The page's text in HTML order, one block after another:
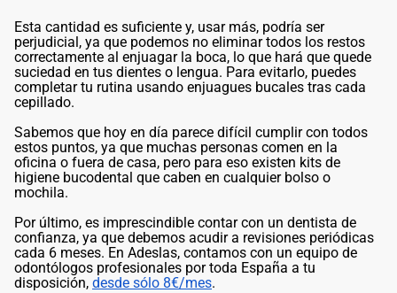
Esta cantidad es suficiente y, usar más, podría ser
perjudicial, ya que podemos no eliminar todos los restos
correctamente al enjuagar la boca, lo que hará que quede
suciedad en tus dientes o lengua. Para evitarlo, puedes
completar tu rutina usando enjuagues bucales tras cada
cepillado.
Sabemos que hoy en día parece difícil cumplir con todos
estos puntos, ya que muchas personas comen en la
oficina o fuera de casa, pero para eso existen kits de
higiene bucodental que caben en cualquier bolso o
mochila.
Por último, es imprescindible contar con un dentista de
confianza, ya que debemos acudir a revisiones periódicas
cada 6 meses. En Adeslas, contamos con un equipo de
odontólogos profesionales por toda España a tu
disposición, desde sólo 8€/mes.